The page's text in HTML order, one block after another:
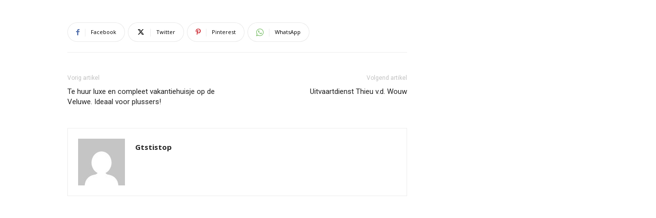
Facebook Twitter Pinterest WhatsApp
Vorig artikel
Te huur luxe en compleet vakantiehuisje op de
Veluwe. Ideaal voor plussers!
Volgend artikel
Uitvaartdienst Thieu v.d. Wouw
Gtstistop